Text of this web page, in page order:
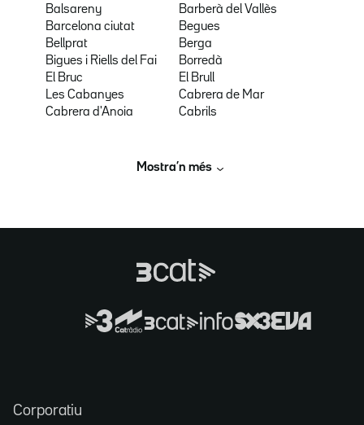
Balsareny
Barberà del Vallès
Barcelona ciutat
Begues
Bellprat
Berga
Bigues i Riells del Fai
Borredà
El Bruc
El Brull
Les Cabanyes
Cabrera de Mar
Cabrera d'Anoia
Cabrils
Mostra’n més
Corporatiu